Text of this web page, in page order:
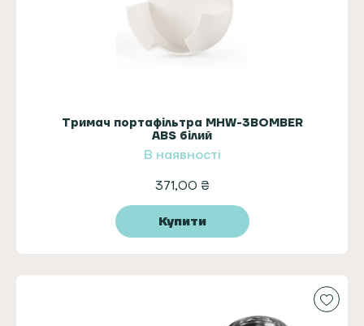
Тримач портафільтра MHW-3BOMBER
ABS білий
В наявності
371,00 ₴
Купити